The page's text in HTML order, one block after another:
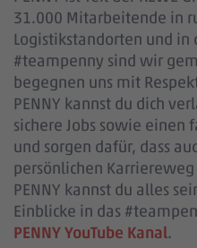
31.000 Mitarbeitende in
Logistikstandorten und in
#teampenny sind wir
begegnen uns mit
PENNY kannst du dich
sichere Jobs sowie
und sorgen dafür, dass
persönlichen
PENNY kannst du alles
Einblicke in das
PENNY YouTube Kanal.